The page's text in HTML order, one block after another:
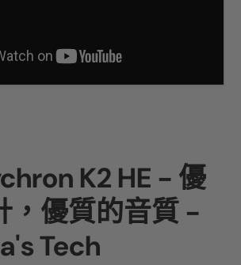
K2 HE - 優
，優質的音質 -
Tech